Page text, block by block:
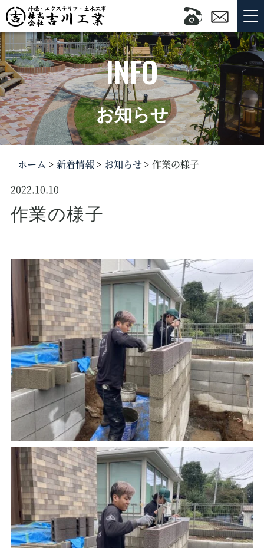
INFO
お知らせ
ホーム 新着情報 お知らせ
作業の様子
2022.10.10
作業の様子